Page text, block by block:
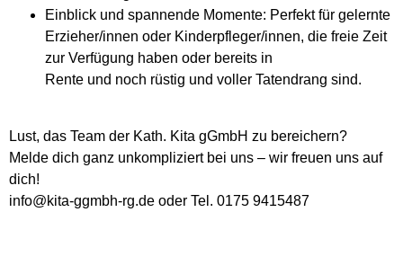
Einblick und spannende Momente: Perfekt für gelernte
Erzieher/innen oder Kinderpfleger/innen, die freie Zeit
zur Verfügung haben oder bereits in
Rente und noch rüstig und voller Tatendrang sind.
Lust, das Team der Kath. Kita gGmbH zu bereichern?
Melde dich ganz unkompliziert bei uns – wir freuen uns auf
dich!
info@kita-ggmbh-rg.de oder Tel. 0175 9415487